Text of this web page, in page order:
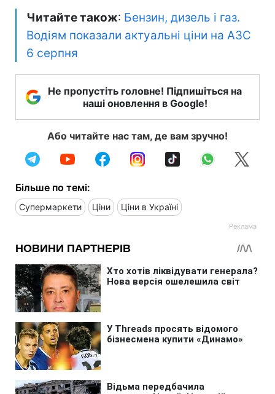
Читайте також: Бензин, дизель і газ.
Водіям показали актуальні ціни на АЗС
6 серпня
Не пропустіть головне! Підпишіться на
наші оновлення в Google!
Або читайте нас там, де вам зручно!
Більше по темі:
Супермаркети Ціни Ціни в Україні